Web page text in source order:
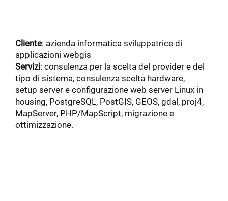
Cliente: azienda informatica sviluppatrice di
applicazioni webgis
Servizi: consulenza per la scelta del provider e del
tipo di sistema, consulenza scelta hardware,
setup server e configurazione web server Linux in
housing, PostgreSQL, PostGIS, GEOS, gdal, proj4,
MapServer, PHP/MapScript, migrazione e
ottimizzazione.